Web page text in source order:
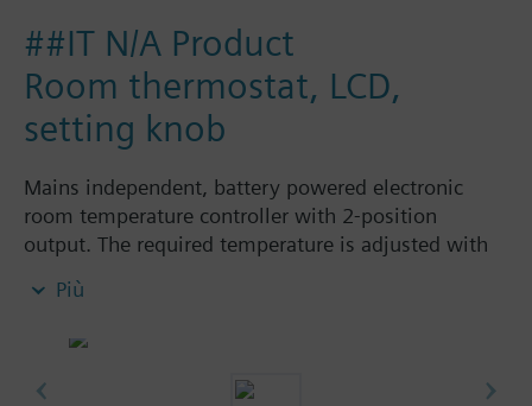
##IT N/A Product
Room thermostat, LCD,
setting knob
Mains independent, battery powered electronic
room temperature controller with 2-position
output. The required temperature is adjusted with
Easy operation by large setting knob and large
Color of housing front: signal white RAL9003
Più